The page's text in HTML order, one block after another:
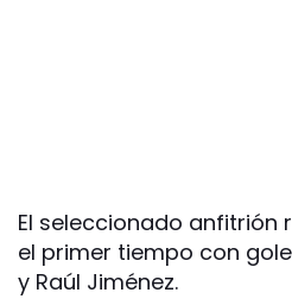
El seleccionado anfitrión
el primer tiempo con
y Raúl Jiménez.